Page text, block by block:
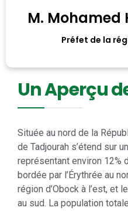
M. Mohamed
Préfet de la
Un Aperçu
Située au nord de la
de Tadjourah s’étend sur
représentant environ 12%
bordée par l’Érythrée au
région d’Obock à l’est, et
au sud. La population